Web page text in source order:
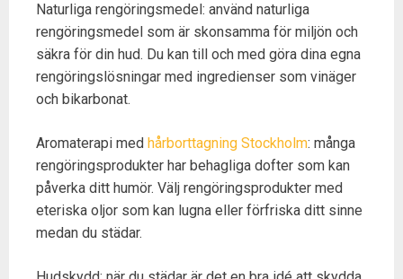
Naturliga rengöringsmedel: använd naturliga
rengöringsmedel som är skonsamma för miljön och
säkra för din hud. Du kan till och med göra dina egna
rengöringslösningar med ingredienser som vinäger
och bikarbonat.
Aromaterapi med hårborttagning Stockholm: många
rengöringsprodukter har behagliga dofter som kan
påverka ditt humör. Välj rengöringsprodukter med
eteriska oljor som kan lugna eller förfriska ditt sinne
medan du städar.